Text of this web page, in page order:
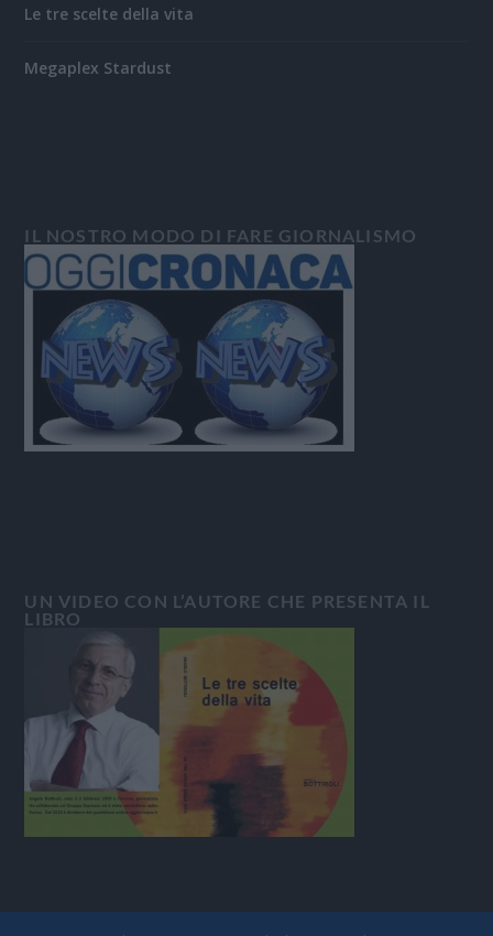
Le tre scelte della vita
Megaplex Stardust
IL NOSTRO MODO DI FARE GIORNALISMO
UN VIDEO CON L’AUTORE CHE PRESENTA IL
LIBRO